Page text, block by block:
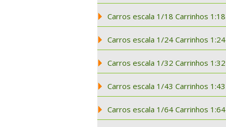
Carros escala 1/18 Carrinhos 1:18
Carros escala 1/24 Carrinhos 1:24
Carros escala 1/32 Carrinhos 1:32
Carros escala 1/43 Carrinhos 1:43
Carros escala 1/64 Carrinhos 1:64